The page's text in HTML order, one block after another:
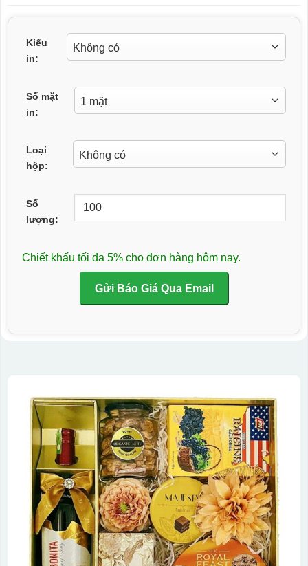
Kiểu
in:
Số mặt
in:
Loại
hộp:
Số
lượng:
Chiết khấu tối đa 5% cho đơn hàng hôm nay.
Gửi Báo Giá Qua Email